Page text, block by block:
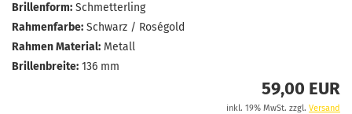
Brillenform: Schmetterling
Rahmenfarbe: Schwarz / Roségold
Rahmen Material: Metall
Brillenbreite: 136 mm
59,00 EUR
inkl. 19% MwSt. zzgl. Versand